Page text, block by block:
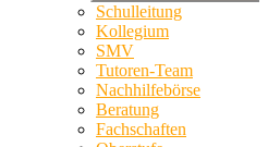
Schulleitung
Kollegium
SMV
Tutoren-Team
Nachhilfebörse
Beratung
Fachschaften